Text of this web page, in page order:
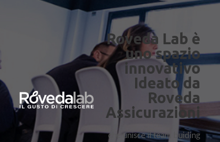
Roveda Lab è
uno spazio
innovativo
Ideato da
Roveda
Assicurazioni
che unisce il team buiding